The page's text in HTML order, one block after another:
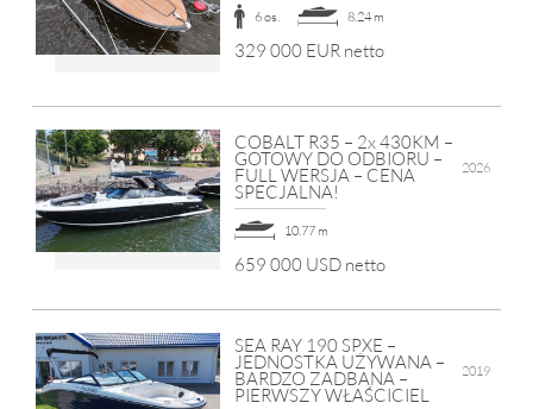
6 os. 8.24 m
329 000 EUR netto
COBALT R35 – 2x 430KM –
GOTOWY DO ODBIORU –
FULL WERSJA – CENA
SPECJALNA!
2026
10.77 m
659 000 USD netto
SEA RAY 190 SPXE –
JEDNOSTKA UŻYWANA –
BARDZO ZADBANA –
PIERWSZY WŁAŚCICIEL
2019